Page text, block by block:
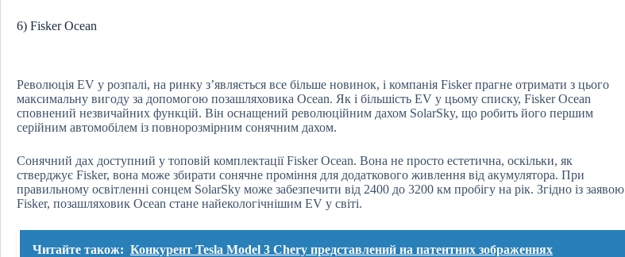
6) Fisker Ocean
Революція EV у розпалі, на ринку з’являється все більше новинок, і компанія Fisker прагне отримати з цього
максимальну вигоду за допомогою позашляховика Ocean. Як і більшість EV у цьому списку, Fisker Ocean
сповнений незвичайних функцій. Він оснащений революційним дахом SolarSky, що робить його першим
серійним автомобілем із повнорозмірним сонячним дахом.
Сонячний дах доступний у топовій комплектації Fisker Ocean. Вона не просто естетична, оскільки, як
стверджує Fisker, вона може збирати сонячне проміння для додаткового живлення від акумулятора. При
правильному освітленні сонцем SolarSky може забезпечити від 2400 до 3200 км пробігу на рік. Згідно із заявою
Fisker, позашляховик Ocean стане найекологічнішим EV у світі.
Читайте також: Конкурент Tesla Model 3 Chery представлений на патентних зображеннях